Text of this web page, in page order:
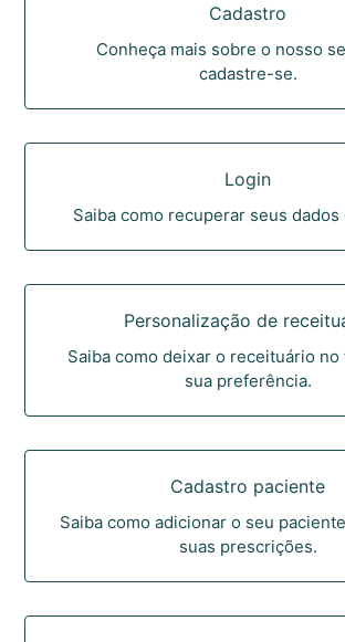
Cadastro
Conheça mais sobre o nosso
cadastre-se.
Login
Saiba como recuperar seus dados
Personalização de
Saiba como deixar o receituário no
sua preferência.
Cadastro paciente
Saiba como adicionar o seu
suas prescrições.